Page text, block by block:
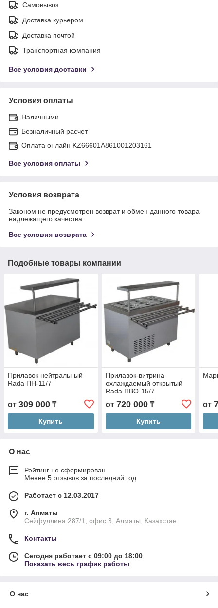
Самовывоз
Доставка курьером
Доставка почтой
Транспортная компания
Все условия доставки
Условия оплаты
Наличными
Безналичный расчет
Оплата онлайн KZ66601A861001203161
Все условия оплаты
Условия возврата
Законом не предусмотрен возврат и обмен данного товара
надлежащего качества
Все условия возврата
Подобные товары компании
Прилавок нейтральный
Rada ПН-11/7
от 309 000 ₸
Купить
Прилавок-витрина
охлаждаемый открытый
Rada ПВО-15/7
от 720 000₸
Купить
от
О нас
Рейтинг не сформирован
Менее 5 отзывов за последний год
Работает с 12.03.2017
г. Алматы
Сейфуллина 287/1, офис 3, Алматы, Казахстан
Контакты
Сегодня работает с 09:00 до 18:00
Показать весь график работы
О нас